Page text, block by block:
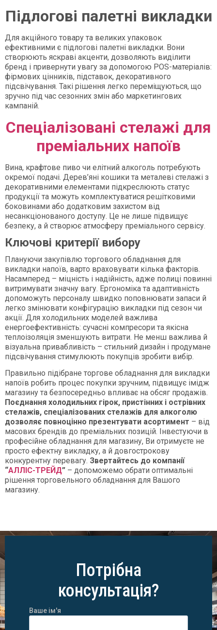
Підлогові палетні викладки
Для акційного товару та великих упаковок
ефективними є підлогові палетні викладки. Вони
створюють яскраві акценти, дозволяють виділити
бренд і привернути увагу за допомогою POS-матеріалів:
фірмових цінників, підставок, декоративного
підсвічування. Такі рішення легко переміщуються, що
зручно під час сезонних змін або маркетингових
кампаній.
Спеціалізовані стелажі для
преміальних напоїв
Вина, крафтове пиво чи елітний алкоголь потребують
окремої подачі. Дерев’яні кошики та металеві стелажі з
декоративними елементами підкреслюють статус
продукції та можуть комплектуватися решітковими
боковинами або додатковим захистом від
несанкціонованого доступу. Це не лише підвищує
безпеку, а й створює атмосферу преміального сервісу.
Ключові критерії вибору
Плануючи закупівлю торгового обладнання для
викладки напоїв, варто враховувати кілька факторів.
Насамперед – міцність і надійність, адже полиці повинні
витримувати значну вагу. Ергономіка та адаптивність
допоможуть персоналу швидко поповнювати запаси й
легко змінювати конфігурацію викладки під сезон чи
акції. Для холодильних моделей важлива
енергоефективність: сучасні компресори та якісна
теплоізоляція зменшують витрати. Не менш важлива й
візуальна привабливість – стильний дизайн і продумане
підсвічування стимулюють покупців зробити вибір.
Правильно підібране торгове обладнання для викладки
напоїв робить процес покупки зручним, підвищує імідж
магазину та безпосередньо впливає на обсяг продажів.
Поєднання холодильних гірок, пристінних і острівних
стелажів, спеціалізованих стелажів для алкоголю
дозволяє повноцінно презентувати асортимент – від
масових брендів до преміальних позицій. Інвестуючи в
професійне обладнання для магазину, Ви отримуєте не
просто ефектну викладку, а й довгострокову
конкурентну перевагу. Звертайтесь до компанії
“АЛЛІС-ТРЕЙД” – допоможемо обрати оптимальні
рішення торговельного обладнання для Вашого
магазину.
Потрібна
консультація?
Ваше ім'я